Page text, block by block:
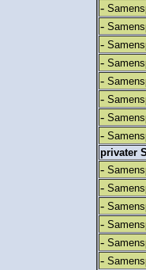
-
-
-
-
-
-
-
-
privater
-
-
-
-
-
-